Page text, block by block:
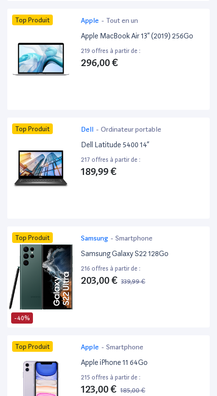
Top Produit Apple - Tout en un
Apple MacBook Air 13” (2019) 256Go
219 offres à partir de :
296,00 €
Top Produit Dell - Ordinateur portable
Dell Latitude 5400 14”
217 offres à partir de :
189,99 €
-40%
Top Produit Samsung - Smartphone
Samsung Galaxy S22 128Go
216 offres à partir de :
203,00 € 339,99 €
Top Produit Apple - Smartphone
Apple iPhone 11 64Go
215 offres à partir de :
123,00 € 185,00 €